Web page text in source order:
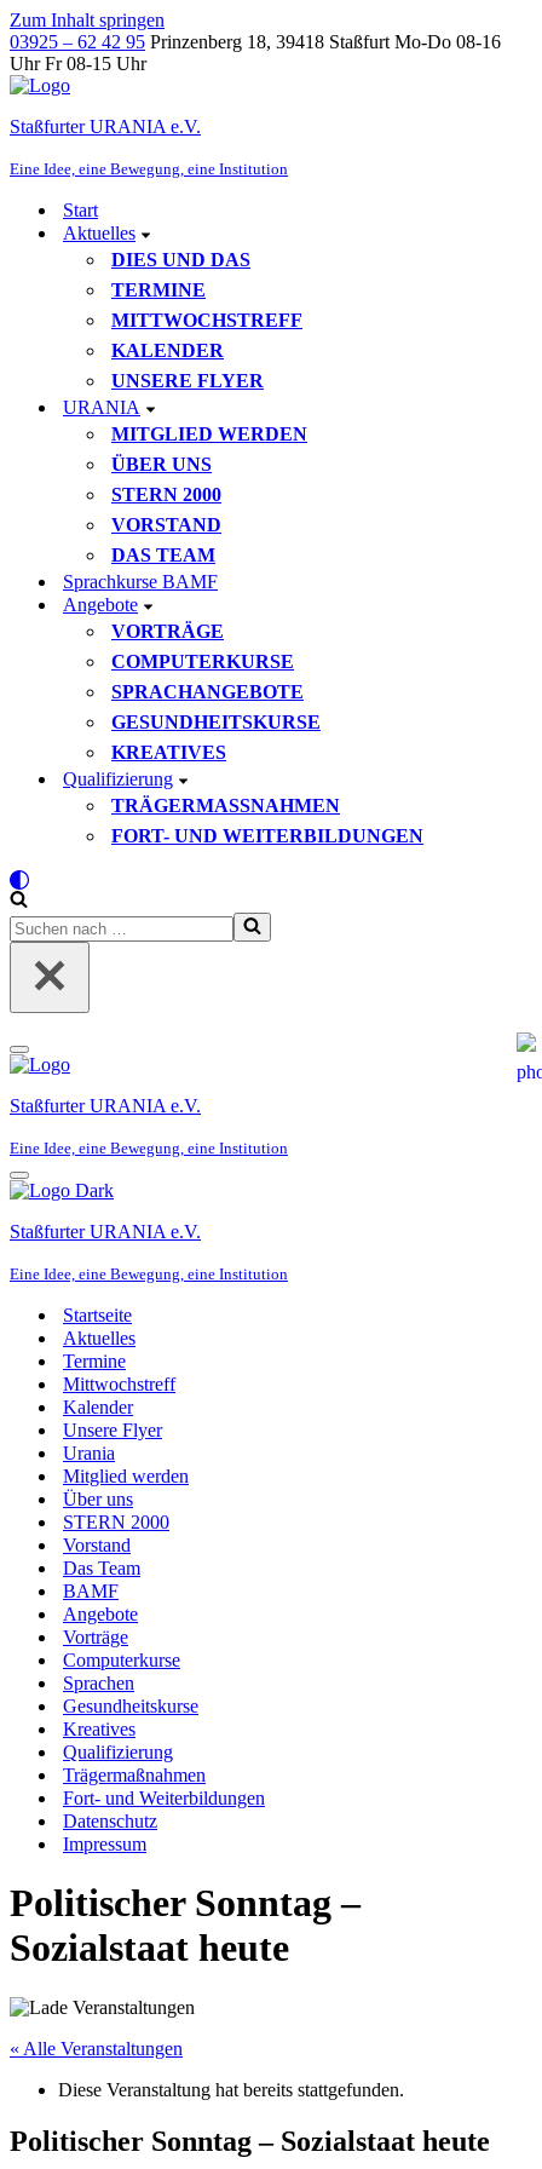
Zum Inhalt springen
03925 – 62 42 95 Prinzenberg 18, 39418 Staßfurt Mo-Do 08-16
Uhr Fr 08-15 Uhr
Staßfurter URANIA e.V.
Eine Idee, eine Bewegung, eine Institution
Start
Aktuelles
DIES UND DAS
TERMINE
MITTWOCHSTREFF
KALENDER
UNSERE FLYER
URANIA
MITGLIED WERDEN
ÜBER UNS
STERN 2000
VORSTAND
DAS TEAM
Sprachkurse BAMF
Angebote
VORTRÄGE
COMPUTERKURSE
SPRACHANGEBOTE
GESUNDHEITSKURSE
KREATIVES
Qualifizierung
TRÄGERMASSNAHMEN
FORT- UND WEITERBILDUNGEN
Suchen
nach …
Navigationsmenü
Staßfurter URANIA e.V.
Eine Idee, eine Bewegung, eine Institution
Navigationsmenü
Staßfurter URANIA e.V.
Eine Idee, eine Bewegung, eine Institution
Startseite
Aktuelles
Termine
Mittwochstreff
Kalender
Unsere Flyer
Urania
Mitglied werden
Über uns
STERN 2000
Vorstand
Das Team
BAMF
Angebote
Vorträge
Computerkurse
Sprachen
Gesundheitskurse
Kreatives
Qualifizierung
Trägermaßnahmen
Fort- und Weiterbildungen
Datenschutz
Impressum
Politischer Sonntag –
Sozialstaat heute
« Alle Veranstaltungen
Diese Veranstaltung hat bereits stattgefunden.
Politischer Sonntag – Sozialstaat heute